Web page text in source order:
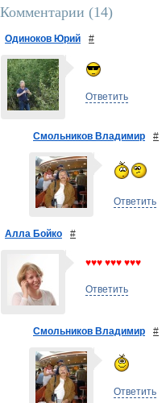
Комментарии (14)
Одиноков Юрий #
Ответить
Смольников Владимир #
Ответить
Алла Бойко #
♥♥♥ ♥♥♥ ♥♥♥
Ответить
Смольников Владимир #
Ответить